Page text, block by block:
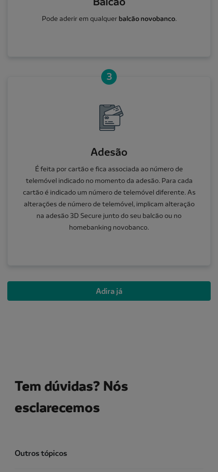
Pode aderir em qualquerbalcão novobanco.
3
Adesão
É feita por cartão e fica associada ao número de
telemóvel indicado no momento da adesão. Para cada
cartão é indicado um número de telemóvel diferente. As
alterações de número de telemóvel, implicam alteração
na adesão 3D Secure junto do seu balcão ou no
homebanking novobanco.
Adira já
Tem dúvidas? Nós
esclarecemos
Outros tópicos